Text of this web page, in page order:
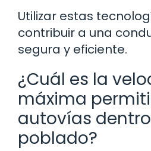
Utilizar estas
contribuir a una
segura y eficiente.
¿Cuál es la
máxima
autovías
poblado?